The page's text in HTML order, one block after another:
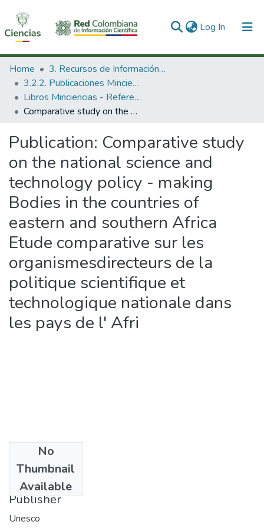
Log In (current)
Communities & Collections
All of DSpace
Statistics
Home
3. Recursos de Información Científica y Tecnológica
3.2.2. Publicaciones Minciencias
Libros Minciencias - Referenciales
Comparative study on the national science and technology policy - making Bodies in the countries of eastern and southern Africa Etude comparative sur les organismesdirecteurs de la politique scientifique et technologique nationale dans les pays de l' Afri
Publication: Comparative study
on the national science and
technology policy - making
Bodies in the countries of
eastern and southern Africa
Etude comparative sur les
organismesdirecteurs de la
politique scientifique et
technologique nationale dans
les pays de l' Afri
No
Thumbnail
Available
1987
Publisher
Unesco